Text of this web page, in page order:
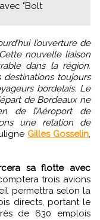
"Bolt
nouvelle liaison
dans la région.
toujours
bordelais. Le
de Bordeaux ne
de l’Aéroport de
une relation de
Gilles Gosselin,
sa flotte avec
trois avions
permettra selon la
directs, portant le
de 630 emplois